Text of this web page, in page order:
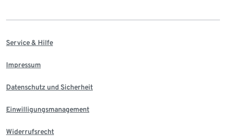
Service & Hilfe
Impressum
Datenschutz und Sicherheit
Einwilligungsmanagement
Widerrufsrecht